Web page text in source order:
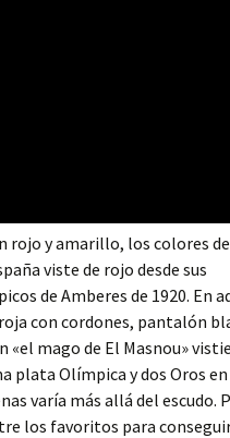
rojo y amarillo, los colores
viste de rojo desde sus
de Amberes de 1920. En
con cordones, pantalón
«el mago de El Masnou»
plata Olímpica y dos Oros en
varía más allá del escudo.
los favoritos para